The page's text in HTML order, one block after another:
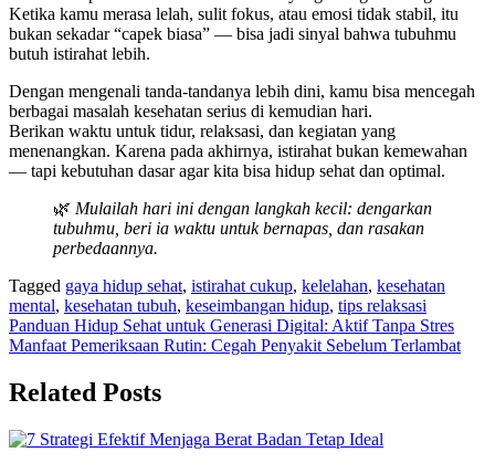
Ketika kamu merasa lelah, sulit fokus, atau emosi tidak stabil, itu
bukan sekadar “capek biasa” — bisa jadi sinyal bahwa tubuhmu
butuh istirahat lebih.
Dengan mengenali tanda-tandanya lebih dini, kamu bisa mencegah
berbagai masalah kesehatan serius di kemudian hari.
Berikan waktu untuk tidur, relaksasi, dan kegiatan yang
menenangkan. Karena pada akhirnya, istirahat bukan kemewahan
— tapi kebutuhan dasar agar kita bisa hidup sehat dan optimal.
🌿 Mulailah hari ini dengan langkah kecil: dengarkan
tubuhmu, beri ia waktu untuk bernapas, dan rasakan
perbedaannya.
Tagged gaya hidup sehat, istirahat cukup, kelelahan, kesehatan
mental, kesehatan tubuh, keseimbangan hidup, tips relaksasi
Navigasi
pos
Panduan Hidup Sehat untuk Generasi Digital: Aktif Tanpa Stres
Manfaat Pemeriksaan Rutin: Cegah Penyakit Sebelum Terlambat
Related Posts